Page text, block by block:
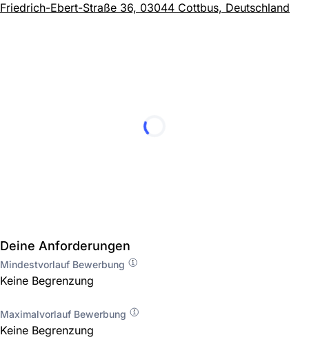
Friedrich-Ebert-Straße 36, 03044 Cottbus, Deutschland
Deine Anforderungen
Mindestvorlauf Bewerbung
Keine Begrenzung
Maximalvorlauf Bewerbung
Keine Begrenzung